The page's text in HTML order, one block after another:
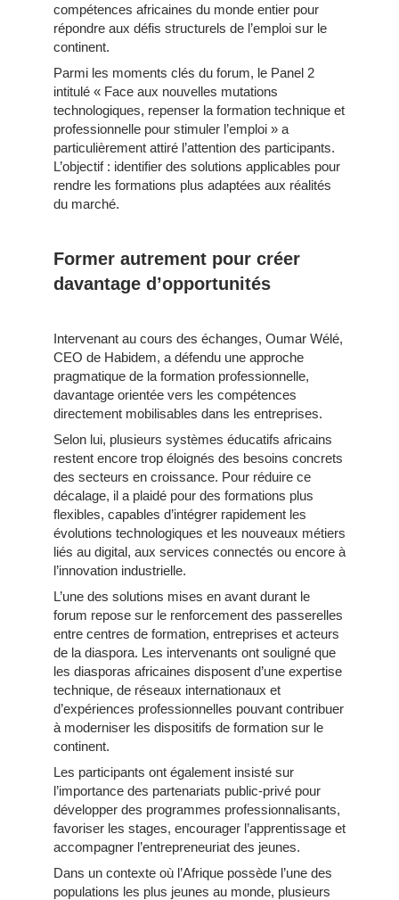
compétences africaines du monde entier pour
répondre aux défis structurels de l’emploi sur le
continent.
Parmi les moments clés du forum, le Panel 2
intitulé « Face aux nouvelles mutations
technologiques, repenser la formation technique et
professionnelle pour stimuler l’emploi » a
particulièrement attiré l’attention des participants.
L’objectif : identifier des solutions applicables pour
rendre les formations plus adaptées aux réalités
du marché.
Former autrement pour créer
davantage d’opportunités
Intervenant au cours des échanges, Oumar Wélé,
CEO de Habidem, a défendu une approche
pragmatique de la formation professionnelle,
davantage orientée vers les compétences
directement mobilisables dans les entreprises.
Selon lui, plusieurs systèmes éducatifs africains
restent encore trop éloignés des besoins concrets
des secteurs en croissance. Pour réduire ce
décalage, il a plaidé pour des formations plus
flexibles, capables d’intégrer rapidement les
évolutions technologiques et les nouveaux métiers
liés au digital, aux services connectés ou encore à
l’innovation industrielle.
L’une des solutions mises en avant durant le
forum repose sur le renforcement des passerelles
entre centres de formation, entreprises et acteurs
de la diaspora. Les intervenants ont souligné que
les diasporas africaines disposent d’une expertise
technique, de réseaux internationaux et
d’expériences professionnelles pouvant contribuer
à moderniser les dispositifs de formation sur le
continent.
Les participants ont également insisté sur
l’importance des partenariats public-privé pour
développer des programmes professionnalisants,
favoriser les stages, encourager l’apprentissage et
accompagner l’entrepreneuriat des jeunes.
Dans un contexte où l’Afrique possède l’une des
populations les plus jeunes au monde, plusieurs